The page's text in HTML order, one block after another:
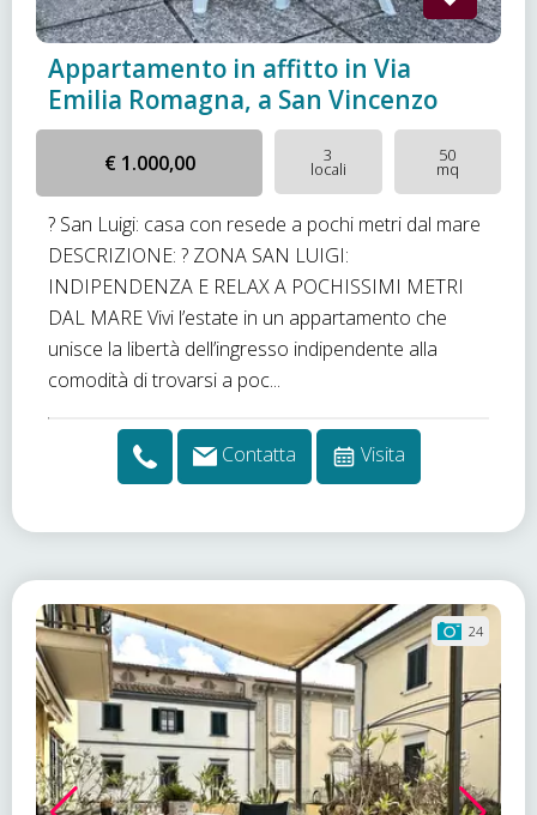
Appartamento in affitto in Via
Emilia Romagna, a San Vincenzo
€ 1.000,00 3
locali
50
mq
? San Luigi: casa con resede a pochi metri dal mare
DESCRIZIONE: ? ZONA SAN LUIGI:
INDIPENDENZA E RELAX A POCHISSIMI METRI
DAL MARE Vivi l’estate in un appartamento che
unisce la libertà dell’ingresso indipendente alla
comodità di trovarsi a poc...
Contatta Visita
24